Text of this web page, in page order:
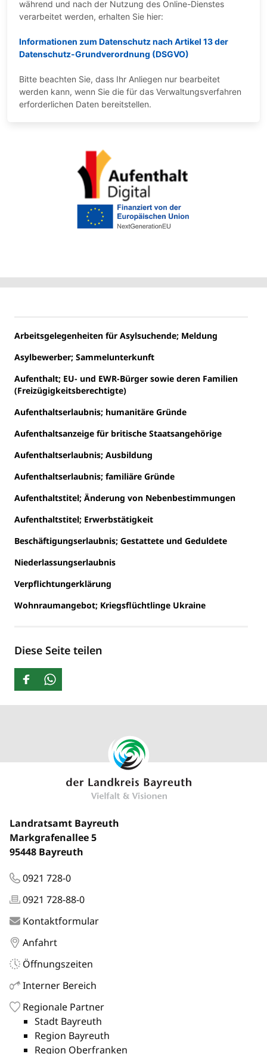
Arbeitsgelegenheiten für Asylsuchende; Meldung
Asylbewerber; Sammelunterkunft
Aufenthalt; EU- und EWR-Bürger sowie deren Familien
(Freizügigkeitsberechtigte)
Aufenthaltserlaubnis; humanitäre Gründe
Aufenthaltsanzeige für britische Staatsangehörige
Aufenthaltserlaubnis; Ausbildung
Aufenthaltserlaubnis; familiäre Gründe
Aufenthaltstitel; Änderung von Nebenbestimmungen
Aufenthaltstitel; Erwerbstätigkeit
Beschäftigungserlaubnis; Gestattete und Geduldete
Niederlassungserlaubnis
Verpflichtungerklärung
Wohnraumangebot; Kriegsflüchtlinge Ukraine
Diese Seite teilen
Landratsamt Bayreuth
Markgrafenallee 5
95448 Bayreuth
0921 728-0
0921 728-88-0
Kontaktformular
Anfahrt
Öffnungszeiten
Interner Bereich
Regionale Partner
Stadt Bayreuth
Region Bayreuth
Region Oberfranken